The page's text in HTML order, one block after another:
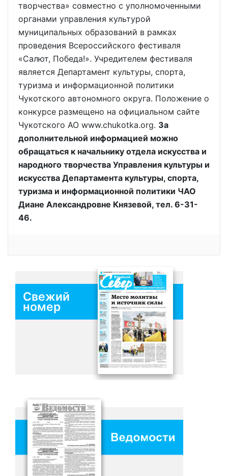
творчества» совместно с уполномоченными
органами управления культурой
муниципальных образований в рамках
проведения Всероссийского фестиваля
«Салют, Победа!». Учредителем фестиваля
является Департамент культуры, спорта,
туризма и информационной политики
Чукотского автономного округа. Положение о
конкурсе размещено на официальном сайте
Чукотского АО www.chukotka.org. За
дополнительной информацией можно
обращаться к начальнику отдела искусства и
народного творчества Управления культуры и
искусства Департамента культуры, спорта,
туризма и информационной политики ЧАО
Диане Александровне Князевой, тел. 6-31-
46.
Свежий
номер